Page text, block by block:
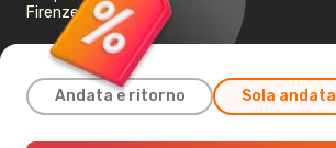
Firenze
Andata e ritorno Sola andata